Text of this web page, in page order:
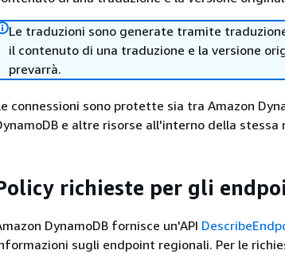
Le traduzioni sono generate tramite
il contenuto di una traduzione e la versione
prevarrà.
connessioni sono protette sia tra Amazon
e altre risorse all'interno della stessa
richieste per gli
DynamoDB fornisce un'API
sugli endpoint regionali. Per le